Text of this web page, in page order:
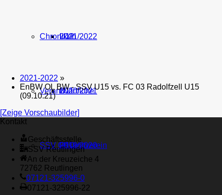
U12
U11
U10
2021/2022
2020/2021
2019/2020
Chroniken
Verantwortliche
SSV Gesamtverein
2021-2022 »
EnBW OL BW - SSV U15 vs. FC 03 Radolfzell U15
(09.10.21)
[Zeige Vorschaubilder]
Kontakt
Geschäftsstelle
SSV Reutlingen
An der Kreuzeiche 4
72762 Reutlingen
07121-325996-0
07121-325996-22